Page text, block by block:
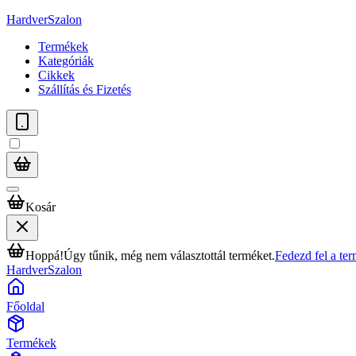
HardverSzalon
Termékek
Kategóriák
Cikkek
Szállítás és Fizetés
Kosár
Hoppá!Úgy tűnik, még nem választottál terméket.Fedezd fel a
HardverSzalon
Főoldal
Termékek